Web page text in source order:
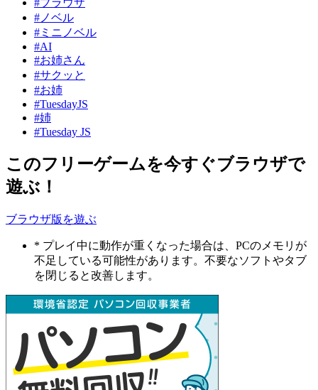
#ノベル
#ミニノベル
#AI
#お姉さん
#サクッと
#お姉
#TuesdayJS
#姉
#Tuesday JS
このフリーゲームを今すぐブラウザで
遊ぶ！
ブラウザ版を遊ぶ
* プレイ中に動作が重くなった場合は、PCのメモリが
不足している可能性があります。不要なソフトやタブ
を閉じると改善します。